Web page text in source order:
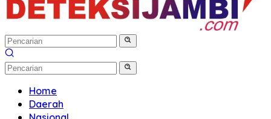
Home
Daerah